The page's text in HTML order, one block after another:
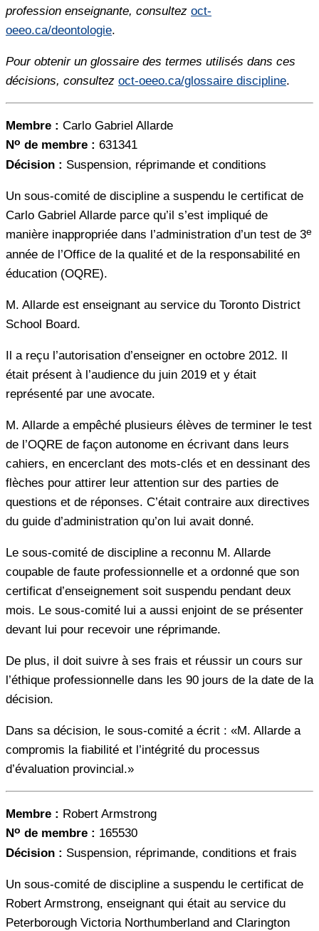
profession enseignante, consultez oct-
oeeo.ca/deontologie.
Pour obtenir un glossaire des termes utilisés dans ces
décisions, consultez oct-oeeo.ca/glossaire discipline.
Membre : Carlo Gabriel Allarde
No de membre : 631341
Décision : Suspension, réprimande et conditions
Un sous-comité de discipline a suspendu le certificat de
Carlo Gabriel Allarde parce qu’il s’est impliqué de
manière inappropriée dans l’administration d’un test de 3e
année de l’Office de la qualité et de la responsabilité en
éducation (OQRE).
M. Allarde est enseignant au service du Toronto District
School Board.
Il a reçu l’autorisation d’enseigner en octobre 2012. Il
était présent à l’audience du juin 2019 et y était
représenté par une avocate.
M. Allarde a empêché plusieurs élèves de terminer le test
de l’OQRE de façon autonome en écrivant dans leurs
cahiers, en encerclant des mots-clés et en dessinant des
flèches pour attirer leur attention sur des parties de
questions et de réponses. C’était contraire aux directives
du guide d’administration qu’on lui avait donné.
Le sous-comité de discipline a reconnu M. Allarde
coupable de faute professionnelle et a ordonné que son
certificat d’enseignement soit suspendu pendant deux
mois. Le sous-comité lui a aussi enjoint de se présenter
devant lui pour recevoir une réprimande.
De plus, il doit suivre à ses frais et réussir un cours sur
l’éthique professionnelle dans les 90 jours de la date de la
décision.
Dans sa décision, le sous-comité a écrit : «M. Allarde a
compromis la fiabilité et l’intégrité du processus
d’évaluation provincial.»
Membre : Robert Armstrong
No de membre : 165530
Décision : Suspension, réprimande, conditions et frais
Un sous-comité de discipline a suspendu le certificat de
Robert Armstrong, enseignant qui était au service du
Peterborough Victoria Northumberland and Clarington